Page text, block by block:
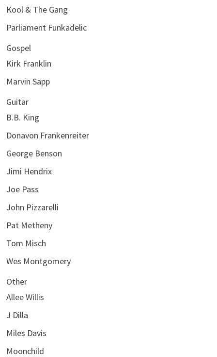
Kool & The Gang
Parliament Funkadelic
Gospel
Kirk Franklin
Marvin Sapp
Guitar
B.B. King
Donavon Frankenreiter
George Benson
Jimi Hendrix
Joe Pass
John Pizzarelli
Pat Metheny
Tom Misch
Wes Montgomery
Other
Allee Willis
J Dilla
Miles Davis
Moonchild